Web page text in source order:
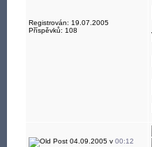
Registrován: 19.07.2005
Příspěvků: 108
04.09.2005 v 00:12